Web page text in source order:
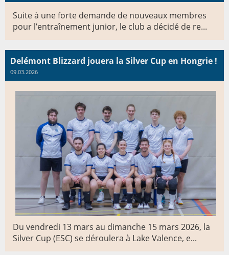
Suite à une forte demande de nouveaux membres
pour l’entraînement junior, le club a décidé de re...
Delémont Blizzard jouera la Silver Cup en Hongrie !
09.03.2026
Du vendredi 13 mars au dimanche 15 mars 2026, la
Silver Cup (ESC) se déroulera à Lake Valence, e...